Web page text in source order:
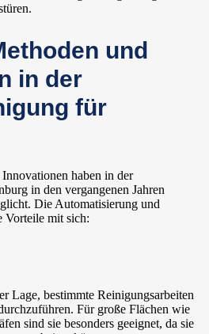
und
in der
für
haben in der
in den vergangenen Jahren
Die Automatisierung und
Vorteile mit sich:
Lage, bestimmte Reinigungsarbeiten
Für große Flächen wie
sind sie besonders geeignet, da sie